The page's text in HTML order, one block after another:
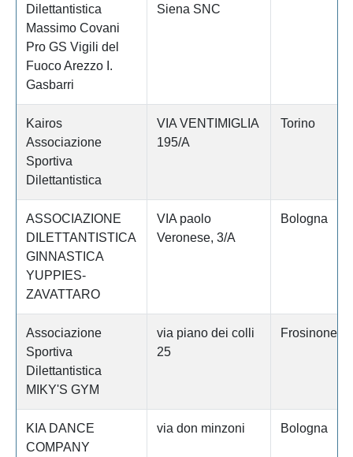
Dilettantistica
Massimo Covani
Pro GS Vigili del
Fuoco Arezzo I.
Gasbarri
Siena SNC
Kairos
Associazione
Sportiva
Dilettantistica
VIA VENTIMIGLIA
195/A
Torino
ASSOCIAZIONE
DILETTANTISTICA
GINNASTICA
YUPPIES-
ZAVATTARO
VIA paolo
Veronese, 3/A
Bologna
Associazione
Sportiva
Dilettantistica
MIKY'S GYM
via piano dei colli
25
Frosinone
KIA DANCE
COMPANY
via don minzoni Bologna